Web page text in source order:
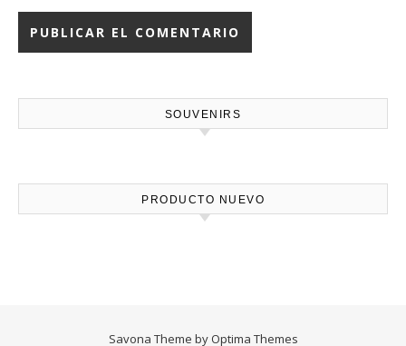
SOUVENIRS
PRODUCTO NUEVO
Savona Theme by Optima Themes